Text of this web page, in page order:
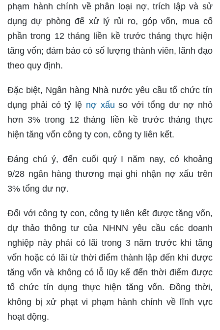
phạm hành chính về phân loại nợ, trích lập và sử
dụng dự phòng để xử lý rủi ro, góp vốn, mua cổ
phần trong 12 tháng liền kề trước tháng thực hiện
tăng vốn; đảm bảo có số lượng thành viên, lãnh đạo
theo quy định.
Đặc biệt, Ngân hàng Nhà nước yêu cầu tổ chức tín
dụng phải có tỷ lệ nợ xấu so với tổng dư nợ nhỏ
hơn 3% trong 12 tháng liền kề trước tháng thực
hiện tăng vốn công ty con, công ty liên kết.
Đáng chú ý, đến cuối quý I năm nay, có khoảng
9/28 ngân hàng thương mại ghi nhận nợ xấu trên
3% tổng dư nợ.
Đối với công ty con, công ty liên kết được tăng vốn,
dự thảo thông tư của NHNN yêu cầu các doanh
nghiệp này phải có lãi trong 3 năm trước khi tăng
vốn hoặc có lãi từ thời điểm thành lập đến khi được
tăng vốn và không có lỗ lũy kế đến thời điểm được
tổ chức tín dụng thực hiện tăng vốn. Đồng thời,
không bị xử phạt vi phạm hành chính về lĩnh vực
hoạt động.